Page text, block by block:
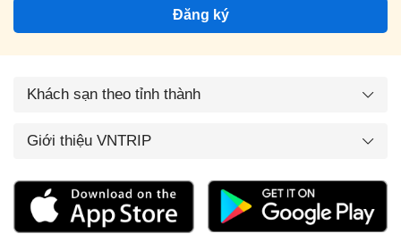
Đăng ký
Khách sạn theo tỉnh thành
Giới thiệu VNTRIP